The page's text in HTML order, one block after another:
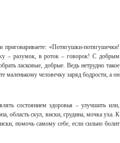
«Потягушки-потягушечки!
– разумок, в роток – говорок! С добрым
ласковые, добрые. Ведь нетрудно такое
маленькому человечку заряд бодрости, а он
состоянием здоровья – улучшить или,
область скул, виски, грудина, мочка уха. К
помочь самому себе, если сильно болит